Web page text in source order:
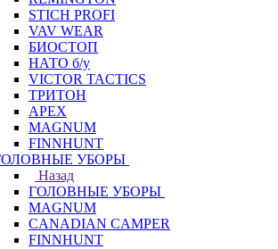
STICH PROFI
VAV WEAR
БИОСТОП
НАТО б/у
VICTOR TACTICS
ТРИТОН
APEX
MAGNUM
FINNHUNT
УБОРЫ
Назад
ГОЛОВНЫЕ УБОРЫ
MAGNUM
CANADIAN CAMPER
FINNHUNT